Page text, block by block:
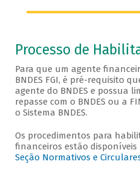
Processo de
Para que um agente
BNDES FGI, é pré-requisito
agente do BNDES e possua
repasse com o BNDES ou a
o Sistema BNDES.
Os procedimentos para
financeiros estão disponíveis
Seção Normativos e